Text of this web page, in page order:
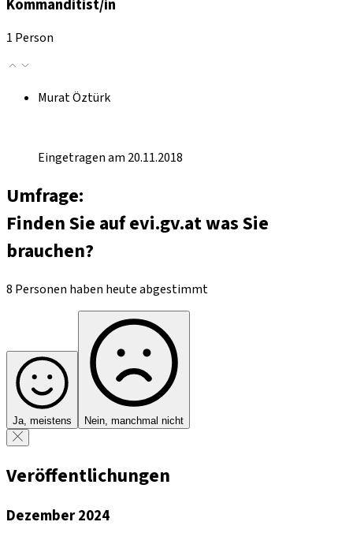
Kommanditist/in
1 Person
Murat Öztürk
Eingetragen am 20.11.2018
Umfrage:
Finden Sie auf evi.gv.at was Sie
brauchen?
8 Personen haben heute abgestimmt
Ja, meistens Nein, manchmal nicht
Veröffentlichungen
Dezember 2024